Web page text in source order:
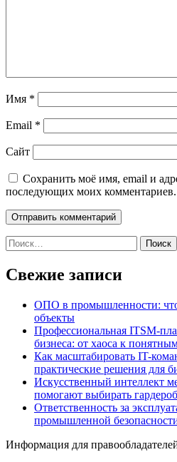
Имя *
Email *
Сайт
Сохранить моё имя, email и
последующих моих комментариев.
Найти:
Свежие записи
ОПО в промышленности: что
объекты
Профессиональная ITSM-
бизнеса: от хаоса к
Как масштабировать IT-
практические решения для
Искусственный интеллект
помогают выбирать гардероб
Ответственность за
промышленной
Информация для